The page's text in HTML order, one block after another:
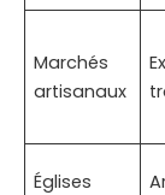
Marchés
artisanaux
Églises